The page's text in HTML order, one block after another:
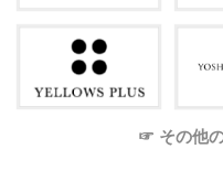
☞ その他